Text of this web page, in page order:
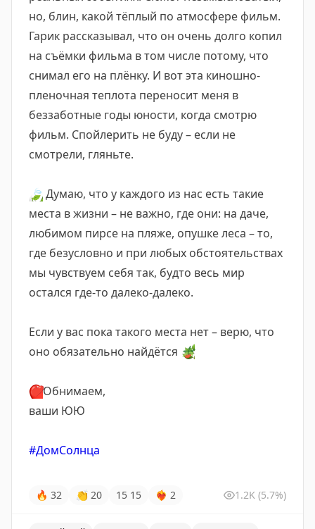
но, блин, какой тёплый по атмосфере фильм.
Гарик рассказывал, что он очень долго копил
на съёмки фильма в том числе потому, что
снимал его на плёнку. И вот эта киношно-
пленочная теплота переносит меня в
беззаботные годы юности, когда смотрю
фильм. Спойлерить не буду – если не
смотрели, гляньте.
🍃Думаю, что у каждого из нас есть такие
места в жизни – не важно, где они: на даче,
любимом пирсе на пляже, опушке леса – то,
где безусловно и при любых обстоятельствах
мы чувствуем себя так, будто весь мир
остался где-то далеко-далеко.
Если у вас пока такого места нет – верю, что
оно обязательно найдётся 🪴
❤️Обнимаем,
ваши ЮЮ
#ДомСолнца
🔥 32 👏 20 15 15 ❤‍🔥 2 1.2K (5.7%)